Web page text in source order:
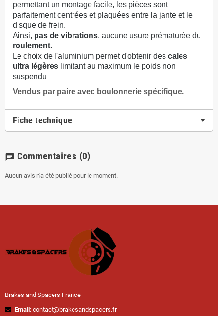
permettant un montage facile, les pièces sont
parfaitement centrées et plaquées entre la jante et le
disque de frein.
Ainsi, pas de vibrations, aucune usure prématurée du
roulement.
Le choix de l'aluminium permet d'obtenir des cales
ultra légères limitant au maximum le poids non
suspendu
Vendus par paire avec boulonnerie spécifique.
Fiche technique
chat Commentaires (0)
Aucun avis n'a été publié pour le moment.
Brakes and Spacers France
Email : contact@brakesandspacers.fr